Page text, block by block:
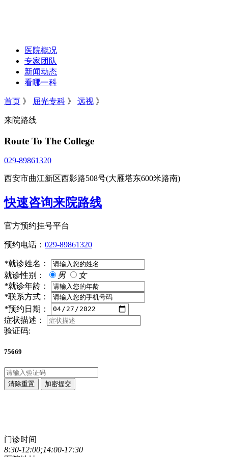
医院概况
专家团队
新闻动态
看哪一科
首页 》 屈光专科 》 远视 》
来院路线
Route To The College
029-89861320
西安市曲江新区西影路508号(大雁塔东600米路南)
快速咨询来院路线
官方预约挂号平台
预约电话： 029-89861320
*就诊姓名：
就诊性别：
男
女
*就诊年龄：
*联系方式：
*预约日期：
症状描述：
验证码:
75669
清除重置 加密提交
门诊时间
8:30-12:00;14:00-17:30